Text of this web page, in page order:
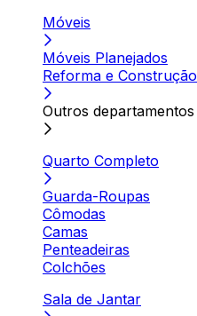
Móveis
Móveis Planejados
Reforma e Construção
Outros departamentos
Quarto Completo
Guarda-Roupas
Cômodas
Camas
Penteadeiras
Colchões
Sala de Jantar